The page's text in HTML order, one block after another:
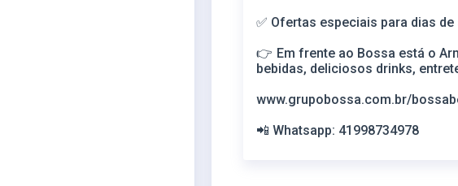
✅ Ofertas especiais para dias de
👉 Em frente ao Bossa está o
bebidas, deliciosos drinks,
www.grupobossa.com.br/
📲 Whatsapp: 41998734978